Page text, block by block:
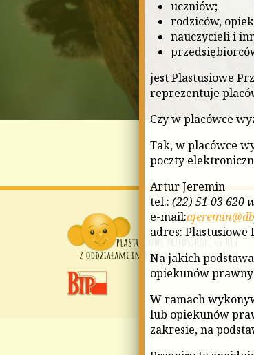
uczniów;
rodziców,
nauczycieli i
jest Plastusiowe
reprezentuje
Czy w placówce
Tak, w placówce
poczty
Artur Jeremin
tel.: (22) 51 03 620
e-mail:
adres: Plastusiowe
Na jakich
opiekunów
W ramach
lub opiekunów
zakresie, na